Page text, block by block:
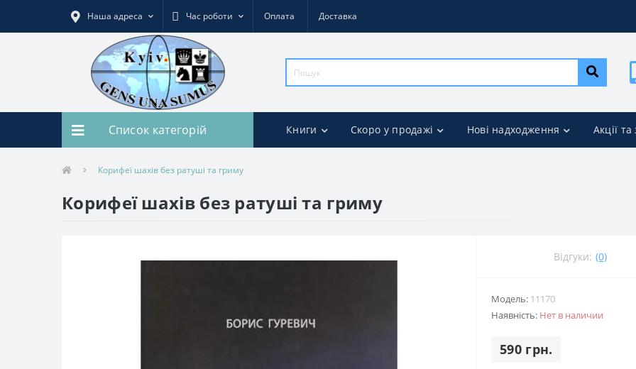
Наша адреса Час роботи Оплата Доставка
Список категорій Книги Скоро у продажі Нові надходження Акції
Корифеї шахів без ратуші та гриму
Корифеї шахів без ратуші та гриму
Відгуки: (0)
Модель: 11170
Наявність: Нет в наличии
590 грн.